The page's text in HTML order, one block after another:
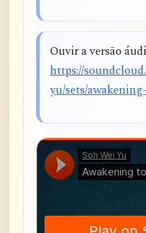
Ouvir a versão
https://
yu/sets/